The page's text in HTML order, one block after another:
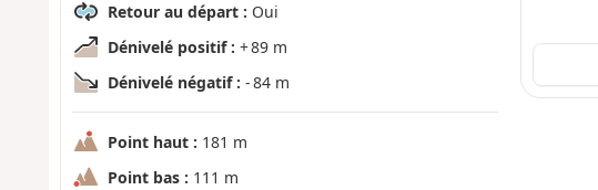
Retour au départ : Oui
Dénivelé positif : + 89 m
Dénivelé négatif : - 84 m
Point haut : 181 m
Point bas : 111 m